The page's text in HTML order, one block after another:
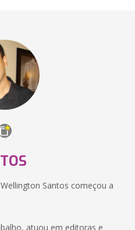
Santos começou a
atuou em editoras e